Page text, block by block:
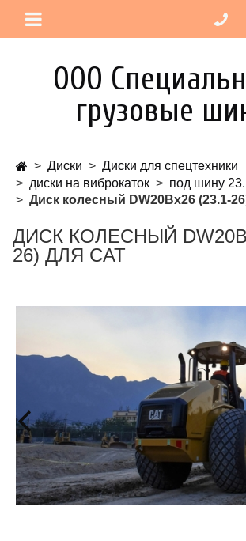
ООО
грузовые
Диски
Диски для спецтехники
диски на виброкаток
под шину
Диск колесный DW20Bx26 (23.1-
ДИСК КОЛЕСНЫЙ
26) ДЛЯ CAT